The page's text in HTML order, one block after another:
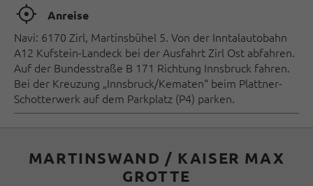
🞞 Anreise
Navi: 6170 Zirl, Martinsbühel 5. Von der Inntalautobahn
A12 Kufstein-Landeck bei der Ausfahrt Zirl Ost abfahren.
Auf der Bundesstraße B 171 Richtung Innsbruck fahren.
Bei der Kreuzung „Innsbruck/Kematen“ beim Plattner-
Schotterwerk auf dem Parkplatz (P4) parken.
MARTINSWAND / KAISER MAX
GROTTE